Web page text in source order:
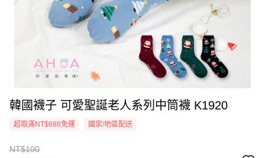
韓國襪子 可愛聖誕老人系列中筒襪 K1920
超取滿NT$688免運 國家/地區配送
NT$100